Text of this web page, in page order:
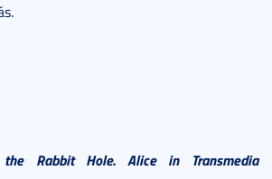
Rabbit Hole. Alice in Transmedia